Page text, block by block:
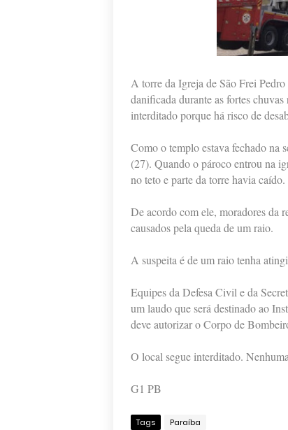
A torre da Igreja de São Frei
danificada durante as fortes
interditado porque há risco de
Como o templo estava fechado na
(27). Quando o pároco entrou na
no teto e parte da torre havia caído.
De acordo com ele, moradores da
causados pela queda de um raio.
A suspeita é de um raio tenha
Equipes da Defesa Civil e da
um laudo que será destinado ao
deve autorizar o Corpo de
O local segue interditado.
G1 PB
Tags Paraíba